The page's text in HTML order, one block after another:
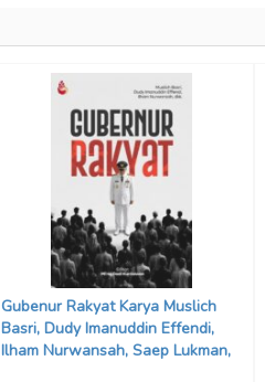
Gubenur Rakyat Karya Muslich
Basri, Dudy Imanuddin Effendi,
Ilham Nurwansah, Saep Lukman,